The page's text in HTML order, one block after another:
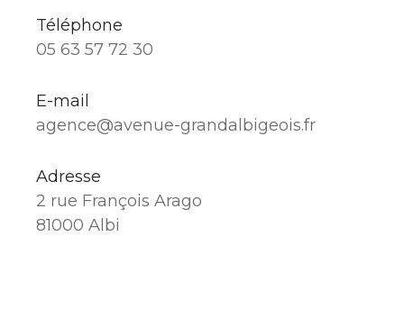
Téléphone
05 63 57 72 30
E-mail
agence@avenue-grandalbigeois.fr
Adresse
2 rue François Arago
81000 Albi